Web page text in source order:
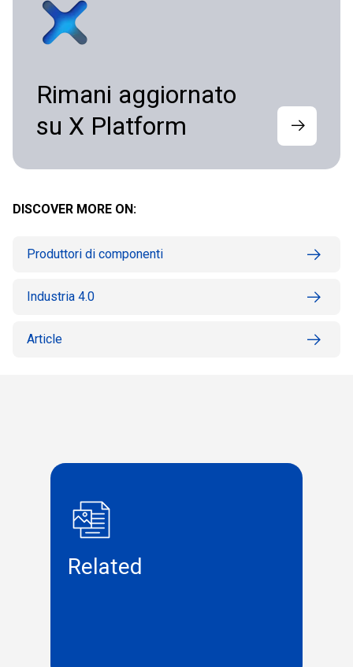
Rimani aggiornato
su X Platform
DISCOVER MORE ON:
Produttori di componenti
Industria 4.0
Article
Related